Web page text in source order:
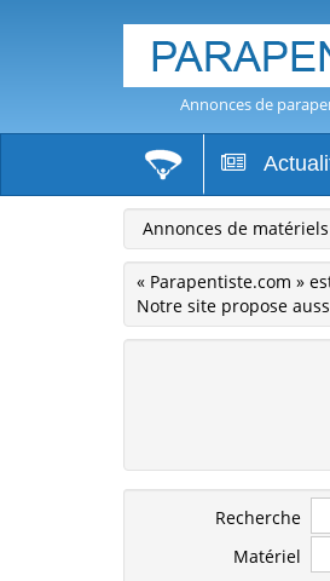
Annonces de
Annonces de
« Parapentiste.com »
Notre site propose
Recherche
Matériel